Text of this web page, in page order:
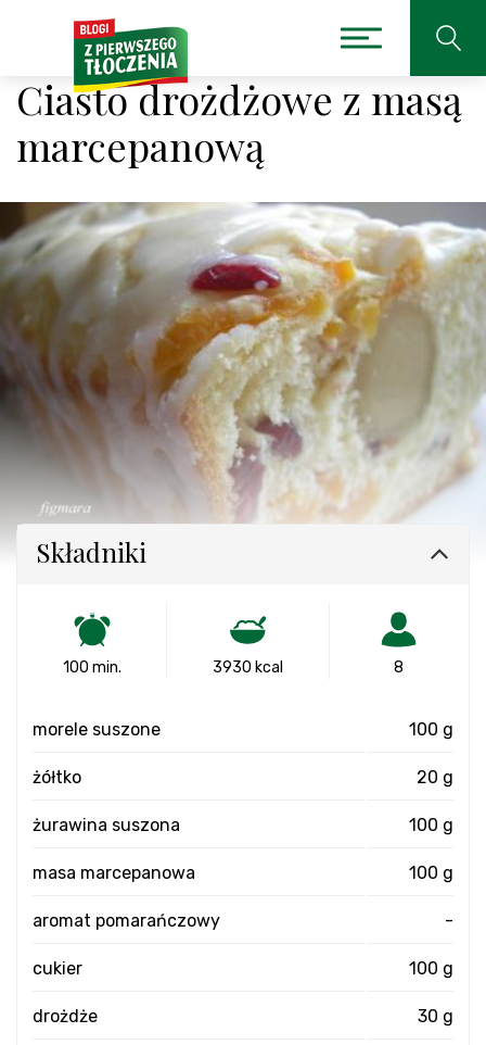
Ciasto drożdżowe z masą
marcepanową
Składniki
100 min. 3930 kcal 8
morele suszone 100 g
żółtko 20 g
żurawina suszona 100 g
masa marcepanowa 100 g
aromat pomarańczowy -
cukier 100 g
drożdże 30 g